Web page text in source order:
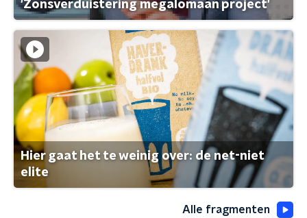
'Zonsverduistering megalomaan project'
Hier gaat het te weinig over: de net-niet
elite
Alle fragmenten